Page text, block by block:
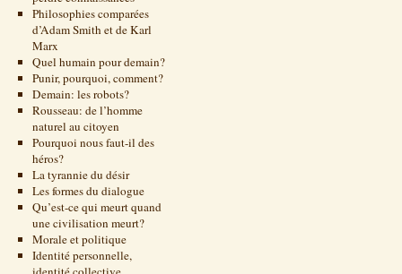
Philosophies comparées
d’Adam Smith et de Karl
Marx
Quel humain pour demain?
Punir, pourquoi, comment?
Demain: les robots?
Rousseau: de l’homme
naturel au citoyen
Pourquoi nous faut-il des
héros?
La tyrannie du désir
Les formes du dialogue
Qu’est-ce qui meurt quand
une civilisation meurt?
Morale et politique
Identité personnelle,